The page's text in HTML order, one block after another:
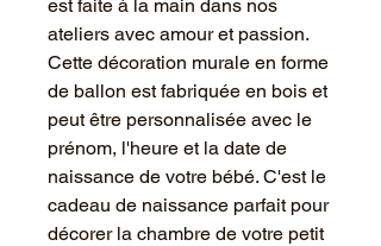
est faite à la main dans nos
ateliers avec amour et passion.
Cette décoration murale en forme
de ballon est fabriquée en bois et
peut être personnalisée avec le
prénom, l'heure et la date de
naissance de votre bébé. C'est le
cadeau de naissance parfait pour
décorer la chambre de votre petit